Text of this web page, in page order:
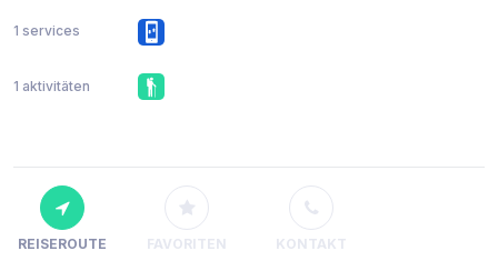
1 services
1 aktivitäten
REISEROUTE FAVORITEN KONTAKT